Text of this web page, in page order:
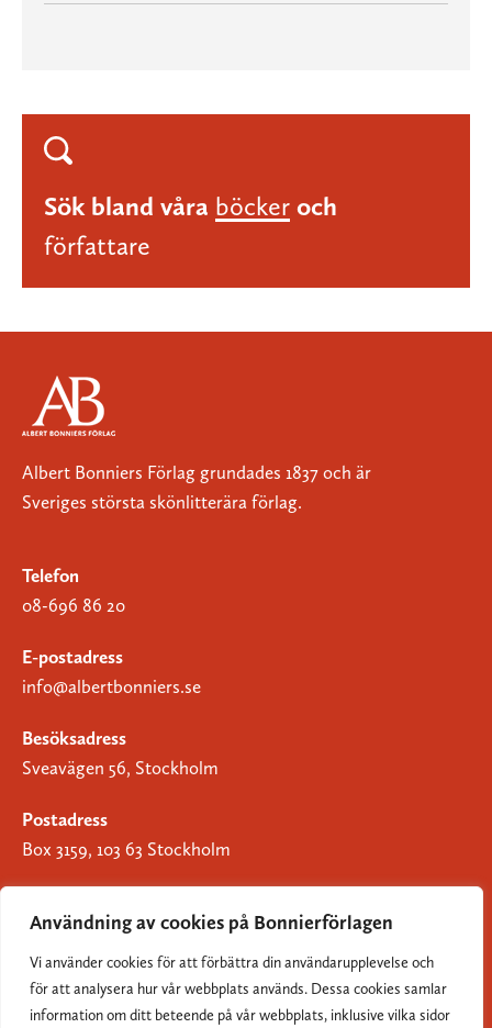
Användning av cookies på Bonnierförlagen
Vi använder cookies för att förbättra din användarupplevelse och
för att analysera hur vår webbplats används. Dessa cookies samlar
information om ditt beteende på vår webbplats, inklusive vilka sidor
Sök bland våra böcker och
författare
Albert Bonniers Förlag grundades 1837 och är
Sveriges största skönlitterära förlag.
Telefon
08-696 86 20
E-postadress
info@albertbonniers.se
Besöksadress
Sveavägen 56, Stockholm
Postadress
Box 3159, 103 63 Stockholm
Om Bonnierförlagen
Cookies